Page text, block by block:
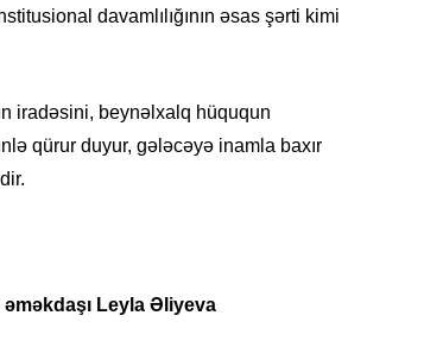
davamlılığının əsas şərti kimi
iradəsini, beynəlxalq hüququn
qürur duyur, gələcəyə inamla baxır
Leyla Əliyeva